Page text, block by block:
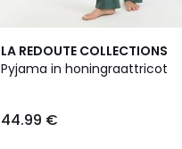
LA REDOUTE COLLECTIONS
Pyjama in honingraattricot
44.99 €
3.6
/ 5
2
Kleuren